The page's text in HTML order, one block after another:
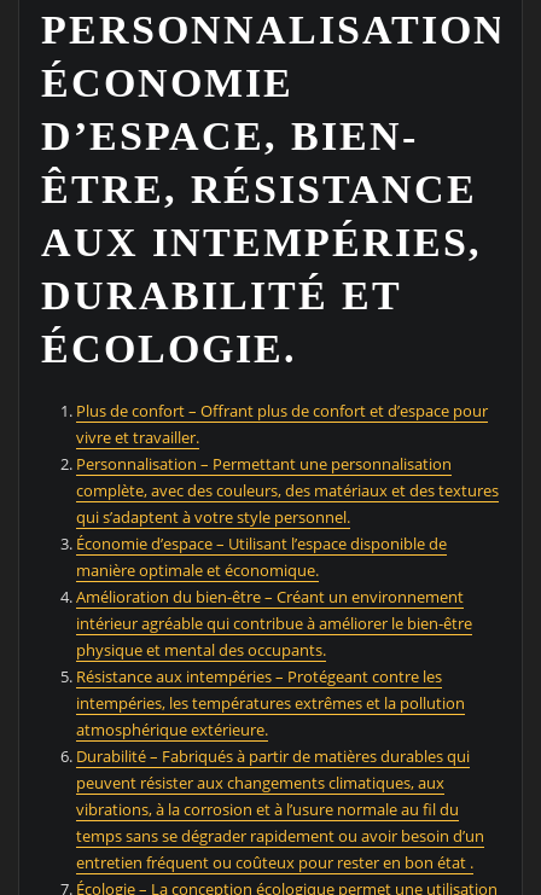
PERSONNALISATION,
ÉCONOMIE
D’ESPACE, BIEN-
ÊTRE, RÉSISTANCE
AUX INTEMPÉRIES,
DURABILITÉ ET
ÉCOLOGIE.
Plus de confort – Offrant plus de confort et d’espace pour
vivre et travailler.
Personnalisation – Permettant une personnalisation
complète, avec des couleurs, des matériaux et des textures
qui s’adaptent à votre style personnel.
Économie d’espace – Utilisant l’espace disponible de
manière optimale et économique.
Amélioration du bien-être – Créant un environnement
intérieur agréable qui contribue à améliorer le bien-être
physique et mental des occupants.
Résistance aux intempéries – Protégeant contre les
intempéries, les températures extrêmes et la pollution
atmosphérique extérieure.
Durabilité – Fabriqués à partir de matières durables qui
peuvent résister aux changements climatiques, aux
vibrations, à la corrosion et à l’usure normale au fil du
temps sans se dégrader rapidement ou avoir besoin d’un
entretien fréquent ou coûteux pour rester en bon état .
Écologie – La conception écologique permet une utilisation